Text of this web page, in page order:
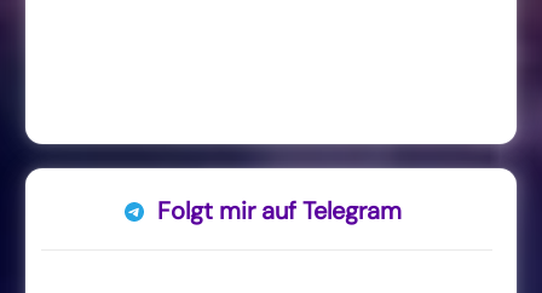
Folgt mir auf Telegram